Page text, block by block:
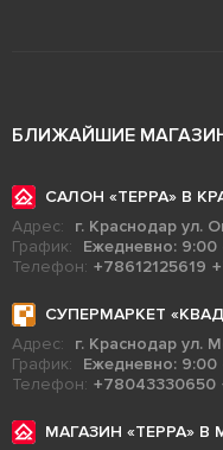
БЛИЖАЙШИЕ
САЛОН «ТЕРРА» В
Адрес:
г. Краснодар ул.
График:
Ежедневно: 9:00
Телефон: +78612125619
СУПЕРМАРКЕТ
Адрес:
г. Краснодар ул.
График:
Ежедневно: 9:00
Телефон: +78043330650
МАГАЗИН «ТЕРРА» В